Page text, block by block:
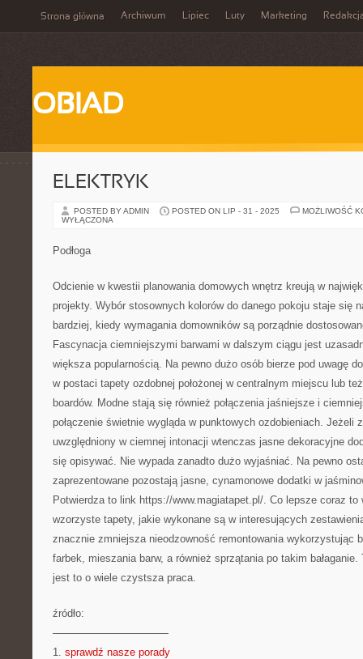
Strona główna Archiwum Lipiec Luty Marketing
OBIAD
ELEKTRYK
POSTED BY ADMIN POSTED ON LIP - 31 - 2025
MOŻLIWOŚĆ
WYŁĄCZONA
Podłoga
Odcienie w kwestii planowania domowych wnętrz kreują w
projekty. Wybór stosownych kolorów do danego pokoju staje się
bardziej, kiedy wymagania domowników są porządnie
Fascynacja ciemniejszymi barwami w dalszym ciągu jest
większa popularnością. Na pewno dużo osób bierze pod uwagę
w postaci tapety ozdobnej położonej w centralnym miejscu lub
boardów. Modne stają się również połączenia jaśniejsze i
połączenie świetnie wygląda w punktowych ozdobieniach. Jeżeli
uwzględniony w ciemnej intonacji wtenczas jasne dekoracyjne
się opisywać. Nie wypada zanadto dużo wyjaśniać. Na pewno
zaprezentowane pozostają jasne, cynamonowe dodatki w
Potwierdza to link https://www.magiatapet.pl/. Co lepsze coraz
wzorzyste tapety, jakie wykonane są w interesujących
znacznie zmniejsza nieodzowność remontowania wykorzystując
farbek, mieszania barw, a również sprzątania po takim
jest to o wiele czystsza praca.
źródło:
———————————
1. sprawdź nasze porady